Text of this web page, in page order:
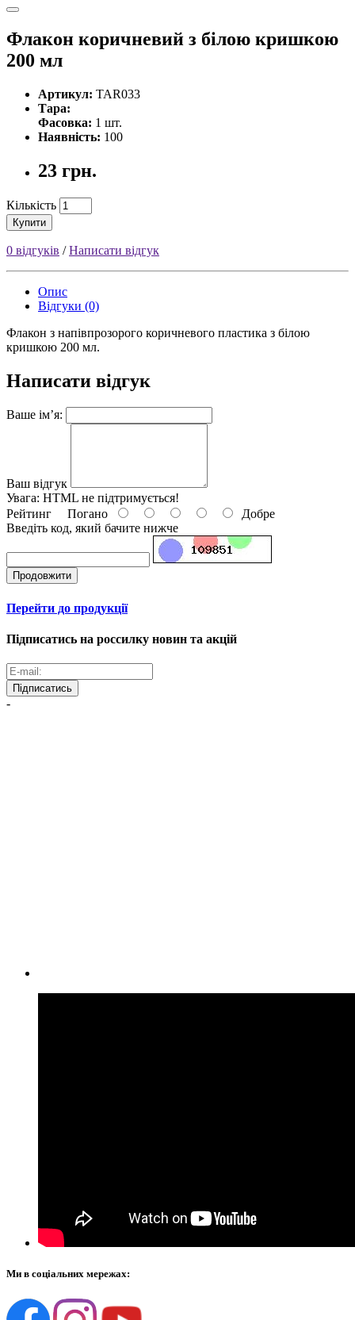
Флакон коричневий з білою кришкою
200 мл
Артикул: TAR033
Тара:
Фасовка: 1 шт.
Наявність: 100
23 грн.
Кількість
Купити
0 відгуків /Написати відгук
Опис
Відгуки (0)
Флакон з напівпрозорого коричневого пластика з білою
кришкою 200 мл.
Написати відгук
Ваше ім’я:
Ваш відгук
Увага: HTML не підтримується!
Рейтинг Погано
Добре
Введіть код, який бачите нижче
Продовжити
Перейти до продукції
Підписатись на россилку новин та акцій
Підписатись
-
Ми в соціальних мережах: